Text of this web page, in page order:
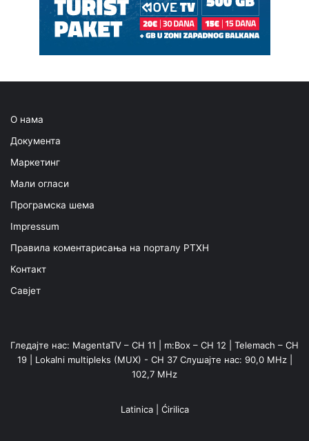
О нама
Документа
Маркетинг
Мали огласи
Програмска шема
Impressum
Правила коментарисања на порталу РТХН
Контакт
Савјет
Гледајте нас: MagentaTV – CH 11 | m:Box – CH 12 | Telemach – CH
19 | Lokalni multipleks (MUX) - CH 37 Слушајте нас: 90,0 MHz |
102,7 MHz
Latinica| Ćirilica